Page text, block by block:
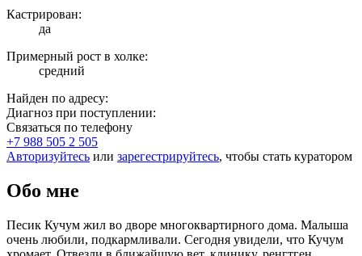
Кастрирован:
да
Примерный рост в холке:
средний
Найден по адресу:
Диагноз при поступлении:
Связаться по телефону
+7 988 505 2 505
Авторизуйтесь или зарегестрируйтесь, чтобы стать куратором
Обо мне
Песик Кучум жил во дворе многоквартирного дома. Малыша
очень любили, подкармливали. Сегодня увидели, что Кучум